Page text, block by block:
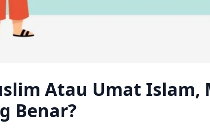
Atau Umat Islam,
Benar?